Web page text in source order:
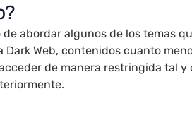
de abordar algunos de los temas
Dark Web, contenidos cuanto
de manera restringida tal y